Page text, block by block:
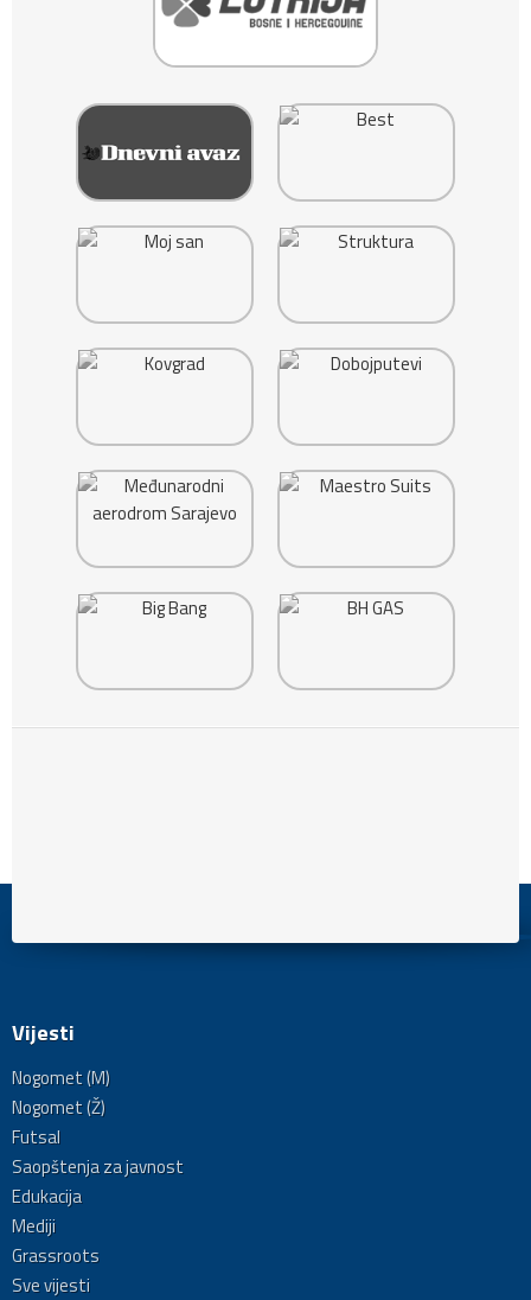
Vijesti
Nogomet (M)
Nogomet (Ž)
Futsal
Saopštenja za javnost
Edukacija
Mediji
Grassroots
Sve vijesti